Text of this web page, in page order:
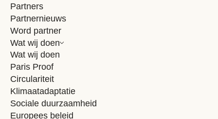
Partners
Partnernieuws
Word partner
Wat wij doen
Wat wij doen
Paris Proof
Circulariteit
Klimaatadaptatie
Sociale duurzaamheid
Europees beleid
Arcadis – adviseur – Download PDF
ASSA ABLOY Entrance Systems – installateur – Download
PDF
AT Osborne – adviseur – Download PDF
Ausems Vastgoed BV – adviseur – Download PDF
Ballast Nedam – ontwikkelaar – Download PDF